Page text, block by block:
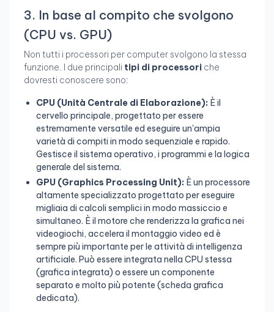
3. In base al compito che svolgono
(CPU vs. GPU)
Non tutti i processori per computer svolgono la stessa
funzione. I due principali tipi di processori che
dovresti conoscere sono:
CPU (Unità Centrale di Elaborazione): È il
cervello principale, progettato per essere
estremamente versatile ed eseguire un'ampia
varietà di compiti in modo sequenziale e rapido.
Gestisce il sistema operativo, i programmi e la logica
generale del sistema.
GPU (Graphics Processing Unit): È un processore
altamente specializzato progettato per eseguire
migliaia di calcoli semplici in modo massiccio e
simultaneo. È il motore che renderizza la grafica nei
videogiochi, accelera il montaggio video ed è
sempre più importante per le attività di intelligenza
artificiale. Può essere integrata nella CPU stessa
(grafica integrata) o essere un componente
separato e molto più potente (scheda grafica
dedicata).